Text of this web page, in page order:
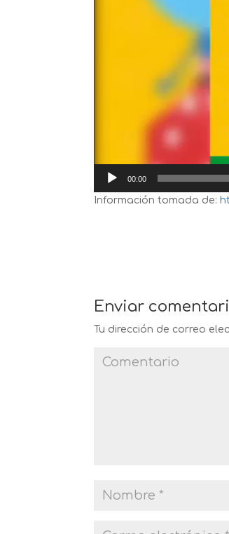
00:00
Información tomada de:
Enviar
Tu dirección de correo